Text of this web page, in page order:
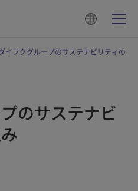
イフクグループのサステナビリティの
のサステナビ